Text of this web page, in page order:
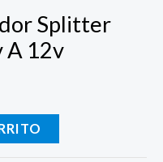
Splitter
A 12v